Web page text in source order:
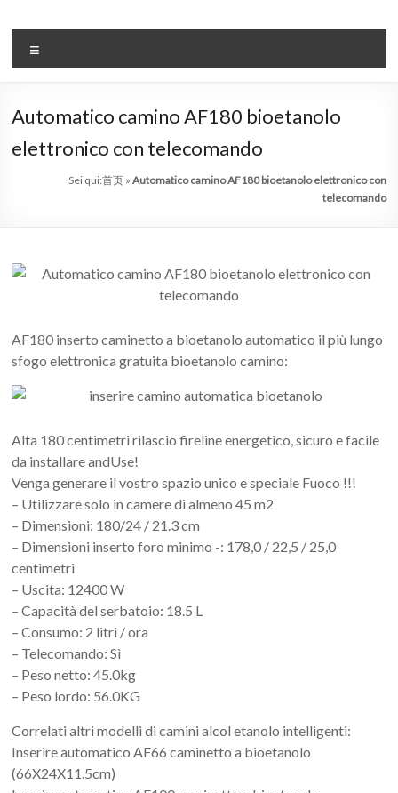
contenuto
il
sistema
automatico
di
bioetanolo
art
in
cina
casa
bioetanolo
camini
per
progettazione
Automatico camino AF180 bioetanolo
elettronico con telecomando
Sei qui:首页» Automatico camino AF180 bioetanolo elettronico con
telecomando
AF180 inserto caminetto a bioetanolo automatico il più lungo
sfogo elettronica gratuita bioetanolo camino:
Alta 180 centimetri rilascio fireline energetico, sicuro e facile
da installare andUse!
Venga generare il vostro spazio unico e speciale Fuoco !!!
– Utilizzare solo in camere di almeno 45 m2
– Dimensioni: 180/24 / 21.3 cm
– Dimensioni inserto foro minimo -: 178,0 / 22,5 / 25,0
centimetri
– Uscita: 12400 W
– Capacità del serbatoio: 18.5 L
– Consumo: 2 litri / ora
– Telecomando: Sì
– Peso netto: 45.0kg
– Peso lordo: 56.0KG
Correlati altri modelli di camini alcol etanolo intelligenti:
Inserire automatico AF66 caminetto a bioetanolo
(66X24X11.5cm)